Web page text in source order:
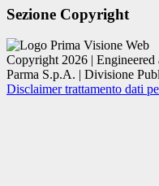
Sezione Copyright
Copyright 2026 |
Parma S.p.A. | Divisione
Disclaimer trattamento dati